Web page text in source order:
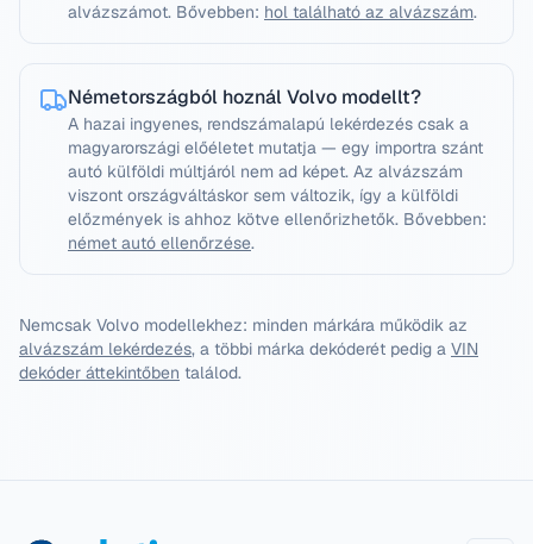
alvázszámot. Bővebben: hol található az alvázszám.
Németországból hoznál Volvo modellt?
A hazai ingyenes, rendszámalapú lekérdezés csak a
magyarországi előéletet mutatja — egy importra szánt
autó külföldi múltjáról nem ad képet. Az alvázszám
viszont országváltáskor sem változik, így a külföldi
előzmények is ahhoz kötve ellenőrizhetők. Bővebben:
német autó ellenőrzése.
Nemcsak Volvo modellekhez: minden márkára működik az
alvázszám lekérdezés, a többi márka dekóderét pedig a VIN
dekóder áttekintőben találod.